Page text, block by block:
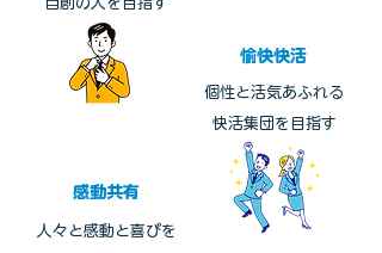
愉快快活
個性と活気あふれる
快活集団を目指す
感動共有
人々と感動と喜びを